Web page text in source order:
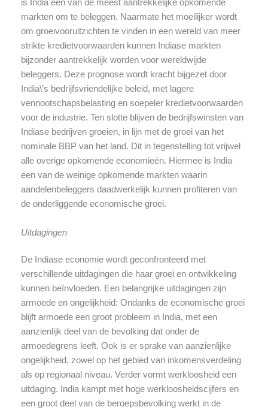
is India een van de meest aantrekkelijke opkomende
markten om te beleggen. Naarmate het moeilijker wordt
om groeivooruitzichten te vinden in een wereld van meer
strikte kredietvoorwaarden kunnen Indiase markten
bijzonder aantrekkelijk worden voor wereldwijde
beleggers. Deze prognose wordt kracht bijgezet door
India\’s bedrijfsvriendelijke beleid, met lagere
vennootschapsbelasting en soepeler kredietvoorwaarden
voor de industrie. Ten slotte blijven de bedrijfswinsten van
Indiase bedrijven groeien, in lijn met de groei van het
nominale BBP van het land. Dit in tegenstelling tot vrijwel
alle overige opkomende economieën. Hiermee is India
een van de weinige opkomende markten waarin
aandelenbeleggers daadwerkelijk kunnen profiteren van
de onderliggende economische groei.
Uitdagingen
De Indiase economie wordt geconfronteerd met
verschillende uitdagingen die haar groei en ontwikkeling
kunnen beïnvloeden. Een belangrijke uitdagingen zijn
armoede en ongelijkheid: Ondanks de economische groei
blijft armoede een groot probleem in India, met een
aanzienlijk deel van de bevolking dat onder de
armoedegrens leeft. Ook is er sprake van aanzienlijke
ongelijkheid, zowel op het gebied van inkomensverdeling
als op regionaal niveau. Verder vormt werkloosheid een
uitdaging. India kampt met hoge werkloosheidscijfers en
een groot deel van de beroepsbevolking werkt in de